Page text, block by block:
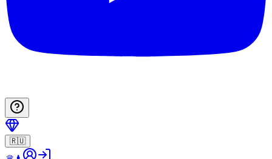
🇷🇺